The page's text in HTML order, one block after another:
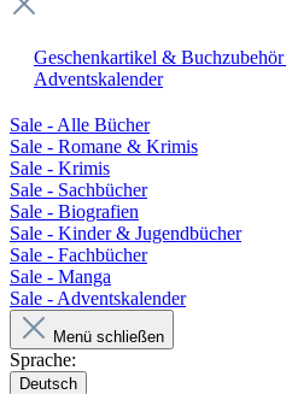
Geschenkartikel & Buchzubehör
Adventskalender
Sale - Alle Bücher
Sale - Romane & Krimis
Sale - Krimis
Sale - Sachbücher
Sale - Biografien
Sale - Kinder & Jugendbücher
Sale - Fachbücher
Sale - Manga
Sale - Adventskalender
Menü schließen
Sprache:
Deutsch